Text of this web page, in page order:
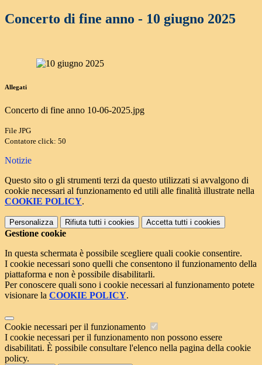
Concerto di fine anno - 10 giugno 2025
Allegati
Concerto di fine anno 10-06-2025.jpg
File JPG
Contatore click: 50
Notizie
Questo sito o gli strumenti terzi da questo utilizzati si avvalgono di
cookie necessari al funzionamento ed utili alle finalità illustrate nella
COOKIE POLICY.
Personalizza Rifiuta tutti i cookies Accetta tutti i cookies
Gestione cookie
In questa schermata è possibile scegliere quali cookie consentire.
I cookie necessari sono quelli che consentono il funzionamento della
piattaforma e non è possibile disabilitarli.
Per conoscere quali sono i cookie necessari al funzionamento potete
visionare la COOKIE POLICY.
Cookie necessari per il funzionamento
I cookie necessari per il funzionamento non possono essere
disabilitati. È possibile consultare l'elenco nella pagina della cookie
policy.